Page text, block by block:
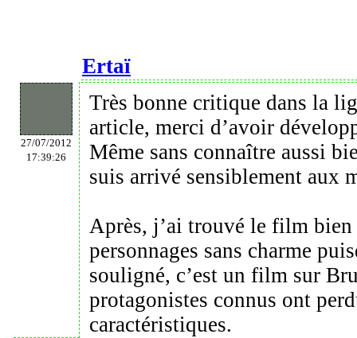
Ertaï
27/07/2012
17:39:26
Très bonne critique dans la
article, merci d’avoir
Même sans connaître aussi
suis arrivé sensiblement aux
Après, j’ai trouvé le film
personnages sans charme
souligné, c’est un film sur
protagonistes connus ont
caractéristiques.